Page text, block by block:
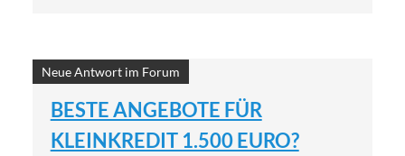
Neue Antwort im Forum
BESTE ANGEBOTE FÜR
KLEINKREDIT 1.500 EURO?